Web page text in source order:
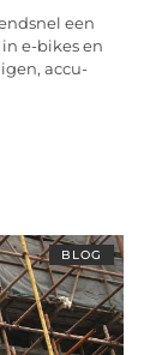
een
e-bikes en
accu-
BLOG